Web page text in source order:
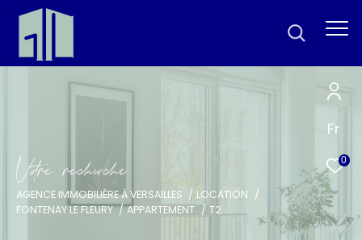
Fr
0
Vore recece
AGENCE IMMOBILIÈRE À VERSAILLES
LOCATION
FONTENAY LE FLEURY
APPARTEMENT T2